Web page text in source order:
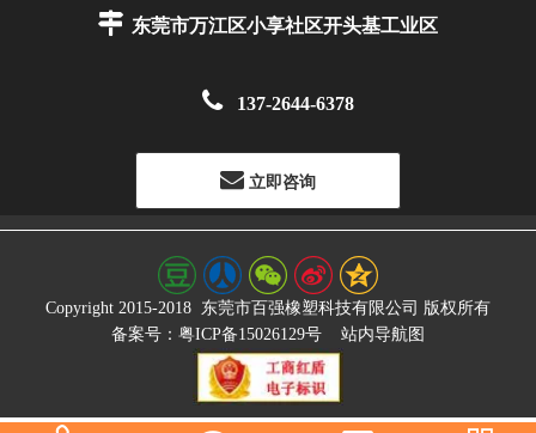
 东莞市万江区小享社区开头基工业区
 137-2644-6378
立即咨询
Copyright 2015-2018 东莞市百强橡塑科技有限公司 版权所有
备案号：粤ICP备15026129号
站内导航图